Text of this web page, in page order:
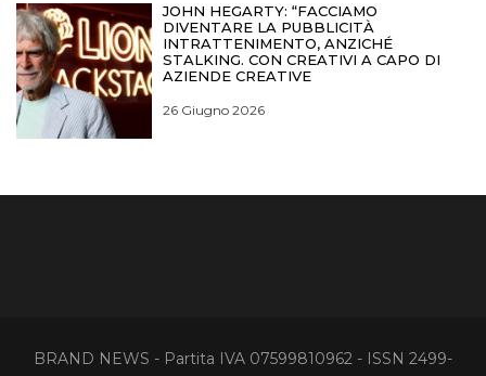
JOHN HEGARTY: “FACCIAMO
DIVENTARE LA PUBBLICITÀ
INTRATTENIMENTO, ANZICHÉ
STALKING. CON CREATIVI A CAPO DI
AZIENDE CREATIVE
26 Giugno 2026
BRAND NEWS - Partita IVA 07599810962 - ISSN 2499-